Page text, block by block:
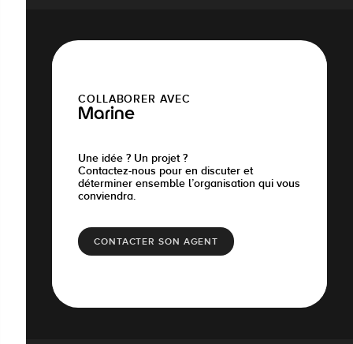
COLLABORER AVEC
Marine
Une idée ? Un projet ?
Contactez-nous pour en discuter et
déterminer ensemble l’organisation qui vous
conviendra.
CONTACTER SON AGENT